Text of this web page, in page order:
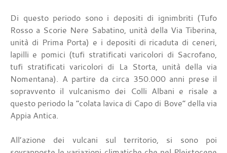
Di questo periodo sono i depositi di ignimbriti (Tufo
Rosso a Scorie Nere Sabatino, unità della Via Tiberina,
unità di Prima Porta) e i depositi di ricaduta di ceneri,
lapilli e pomici (tufi stratificati varicolori di Sacrofano,
tufi stratificati varicolori di La Storta, unità della via
Nomentana). A partire da circa 350.000 anni prese il
sopravvento il vulcanismo dei Colli Albani e risale a
questo periodo la “colata lavica di Capo di Bove” della via
Appia Antica.
All’azione dei vulcani sul territorio, si sono poi